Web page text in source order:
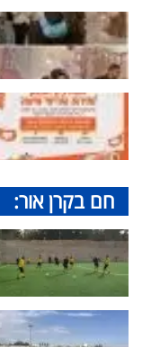
חם בקרן אור: